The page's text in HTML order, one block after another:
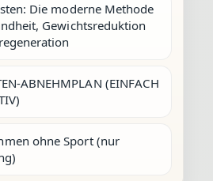
Die moderne Methode
Gewichtsreduktion
ABNEHMPLAN (EINFACH
ohne Sport (nur